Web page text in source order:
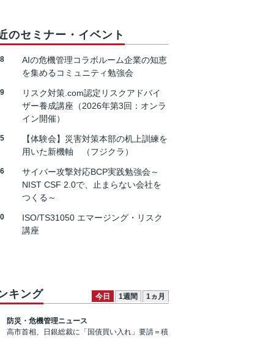
のセミナー・イベント
AIの危機管理コラボルーム企業の知恵
を集めるコミュニティ勉強会
リスク対策.com認定リスクアドバイ
ザー養成講座（2026年第3回：オンラ
イン開催）
【体験会】災害対策本部の机上訓練を
用いた新機軸 （フジクラ）
サイバー攻撃対応BCP実践勉強会～
NIST CSF 2.0で、止まらない会社を
つくる～
ISO/TS31050 エマージング・リスク
講座
キング 今日 1週間 1ヵ月
防災・危機管理ニュース
高市首相、日銀総裁に「国債買い入れ」要請＝積